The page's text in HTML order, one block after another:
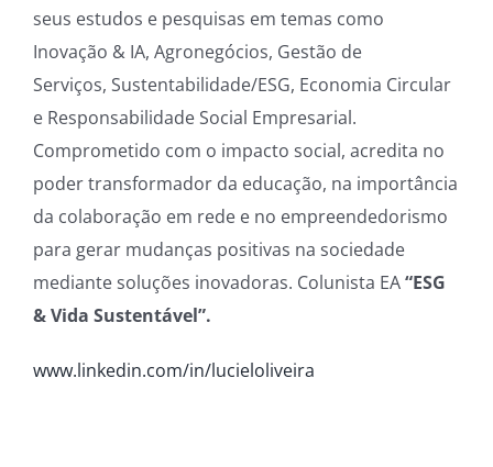
seus estudos e pesquisas em temas como
Inovação & IA, Agronegócios, Gestão de
Serviços, Sustentabilidade/ESG, Economia Circular
e Responsabilidade Social Empresarial.
Comprometido com o impacto social, acredita no
poder transformador da educação, na importância
da colaboração em rede e no empreendedorismo
para gerar mudanças positivas na sociedade
mediante soluções inovadoras. Colunista EA“ESG
& Vida Sustentável”.
www.linkedin.com/in/lucieloliveira